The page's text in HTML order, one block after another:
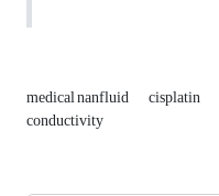
medical nanfluid cisplatin
conductivity